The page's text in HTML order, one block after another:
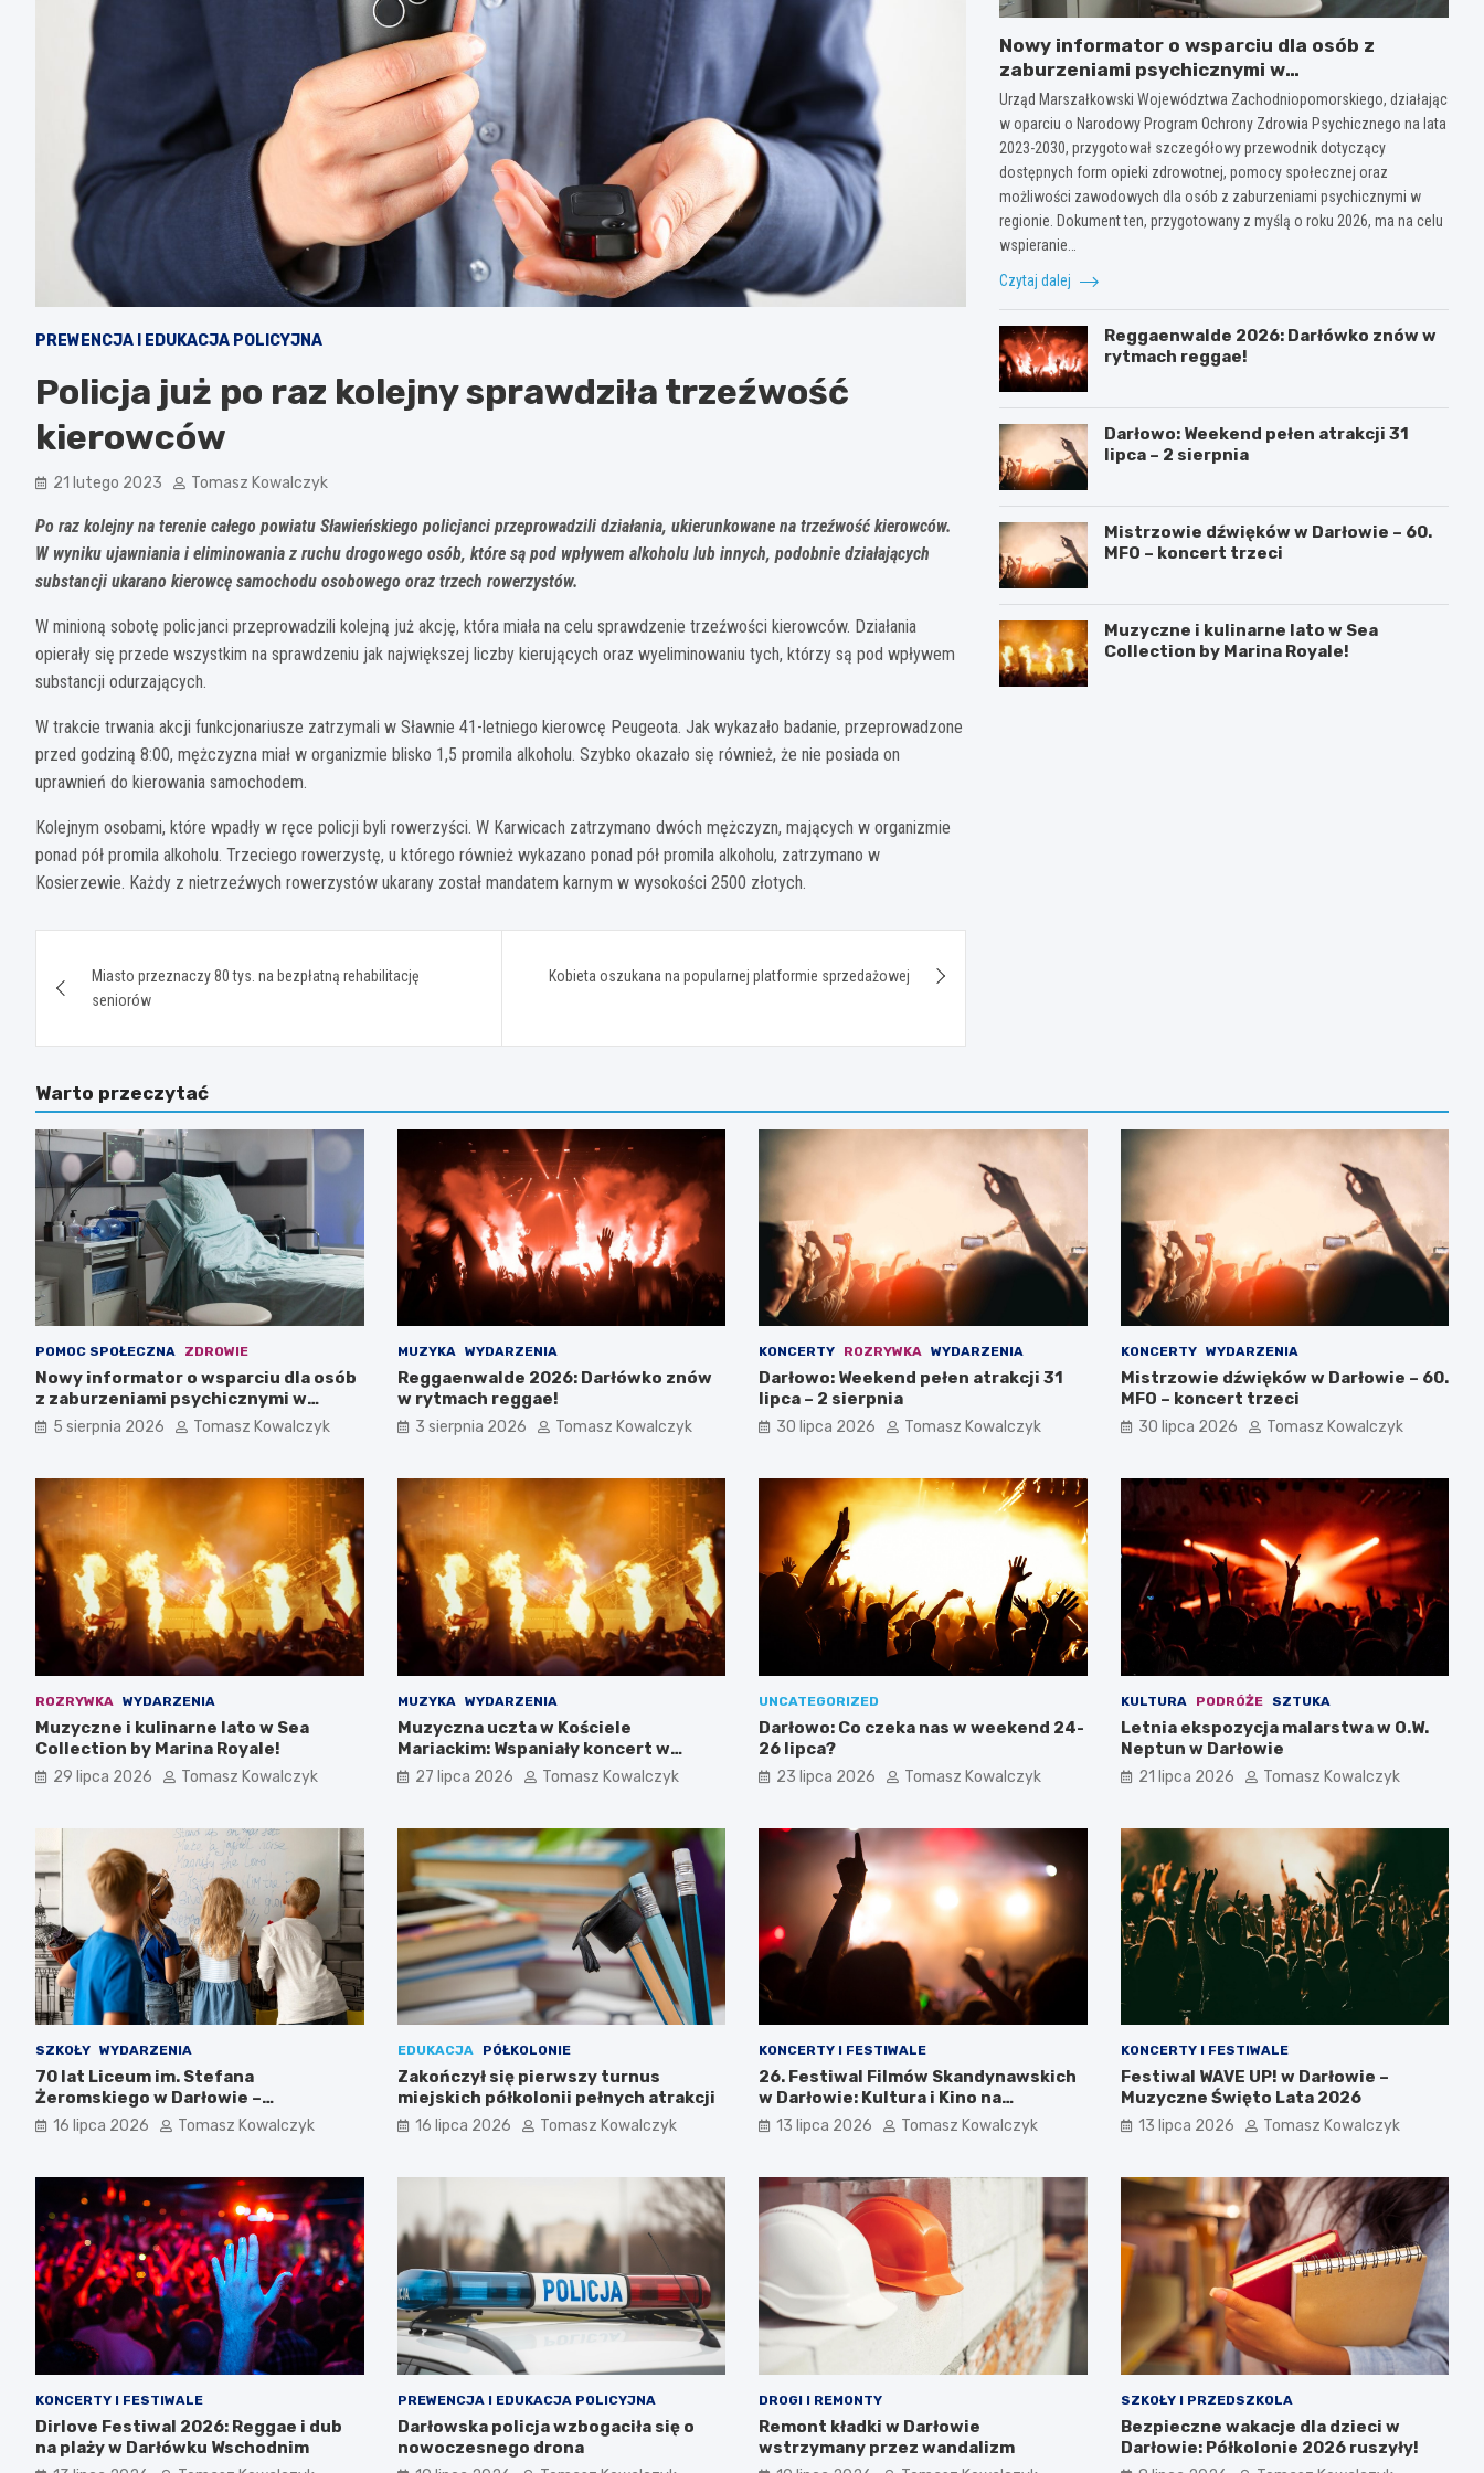
PREWENCJA I EDUKACJA POLICYJNA
Policja już po raz kolejny sprawdziła trzeźwość
kierowców
21 lutego 2023 Tomasz Kowalczyk
Po raz kolejny na terenie całego powiatu Sławieńskiego policjanci przeprowadzili działania, ukierunkowane na trzeźwość kierowców.
W wyniku ujawniania i eliminowania z ruchu drogowego osób, które są pod wpływem alkoholu lub innych, podobnie działających
substancji ukarano kierowcę samochodu osobowego oraz trzech rowerzystów.
W minioną sobotę policjanci przeprowadzili kolejną już akcję, która miała na celu sprawdzenie trzeźwości kierowców. Działania
opierały się przede wszystkim na sprawdzeniu jak największej liczby kierujących oraz wyeliminowaniu tych, którzy są pod wpływem
substancji odurzających.
W trakcie trwania akcji funkcjonariusze zatrzymali w Sławnie 41-letniego kierowcę Peugeota. Jak wykazało badanie, przeprowadzone
przed godziną 8:00, mężczyzna miał w organizmie blisko 1,5 promila alkoholu. Szybko okazało się również, że nie posiada on
uprawnień do kierowania samochodem.
Kolejnym osobami, które wpadły w ręce policji byli rowerzyści. W Karwicach zatrzymano dwóch mężczyzn, mających w organizmie
ponad pół promila alkoholu. Trzeciego rowerzystę, u którego również wykazano ponad pół promila alkoholu, zatrzymano w
Kosierzewie. Każdy z nietrzeźwych rowerzystów ukarany został mandatem karnym w wysokości 2500 złotych.
wpisuMiasto przeznaczy 80 tys. na bezpłatną rehabilitację
seniorów
Kobieta oszukana na popularnej platformie sprzedażowej
Nowy informator o wsparciu dla osób z
zaburzeniami psychicznymi w
Zachodniopomorskiem na 2026 rok
Urząd Marszałkowski Województwa Zachodniopomorskiego, działając
w oparciu o Narodowy Program Ochrony Zdrowia Psychicznego na lata
2023-2030, przygotował szczegółowy przewodnik dotyczący
dostępnych form opieki zdrowotnej, pomocy społecznej oraz
możliwości zawodowych dla osób z zaburzeniami psychicznymi w
regionie. Dokument ten, przygotowany z myślą o roku 2026, ma na celu
wspieranie…
Czytaj dalej
Reggaenwalde 2026: Darłówko znów w
rytmach reggae!
Darłowo: Weekend pełen atrakcji 31
lipca – 2 sierpnia
Mistrzowie dźwięków w Darłowie – 60.
MFO – koncert trzeci
Muzyczne i kulinarne lato w Sea
Collection by Marina Royale!
Warto przeczytać
POMOC SPOŁECZNA ZDROWIE
Nowy informator o wsparciu dla osób
z zaburzeniami psychicznymi w
Zachodniopomorskiem na 2026 rok
5 sierpnia 2026 Tomasz Kowalczyk
MUZYKA WYDARZENIA
Reggaenwalde 2026: Darłówko znów
w rytmach reggae!
3 sierpnia 2026 Tomasz Kowalczyk
KONCERTY ROZRYWKA WYDARZENIA
Darłowo: Weekend pełen atrakcji 31
lipca – 2 sierpnia
30 lipca 2026 Tomasz Kowalczyk
KONCERTY WYDARZENIA
Mistrzowie dźwięków w Darłowie – 60.
MFO – koncert trzeci
30 lipca 2026 Tomasz Kowalczyk
ROZRYWKA WYDARZENIA
Muzyczne i kulinarne lato w Sea
Collection by Marina Royale!
29 lipca 2026 Tomasz Kowalczyk
MUZYKA WYDARZENIA
Muzyczna uczta w Kościele
Mariackim: Wspaniały koncert w
Darłowie
27 lipca 2026 Tomasz Kowalczyk
UNCATEGORIZED
Darłowo: Co czeka nas w weekend 24-
26 lipca?
23 lipca 2026 Tomasz Kowalczyk
KULTURA PODRÓŻE SZTUKA
Letnia ekspozycja malarstwa w O.W.
Neptun w Darłowie
21 lipca 2026 Tomasz Kowalczyk
SZKOŁY WYDARZENIA
70 lat Liceum im. Stefana
Żeromskiego w Darłowie –
Świętujemy razem!
16 lipca 2026 Tomasz Kowalczyk
EDUKACJA PÓŁKOLONIE
Zakończył się pierwszy turnus
miejskich półkolonii pełnych atrakcji
16 lipca 2026 Tomasz Kowalczyk
KONCERTY I FESTIWALE
26. Festiwal Filmów Skandynawskich
w Darłowie: Kultura i Kino na
Wyciągnięcie Ręki
13 lipca 2026 Tomasz Kowalczyk
KONCERTY I FESTIWALE
Festiwal WAVE UP! w Darłowie –
Muzyczne Święto Lata 2026
13 lipca 2026 Tomasz Kowalczyk
KONCERTY I FESTIWALE
Dirlove Festiwal 2026: Reggae i dub
na plaży w Darłówku Wschodnim
PREWENCJA I EDUKACJA POLICYJNA
Darłowska policja wzbogaciła się o
nowoczesnego drona
DROGI I REMONTY
Remont kładki w Darłowie
wstrzymany przez wandalizm
SZKOŁY I PRZEDSZKOLA
Bezpieczne wakacje dla dzieci w
Darłowie: Półkolonie 2026 ruszyły!